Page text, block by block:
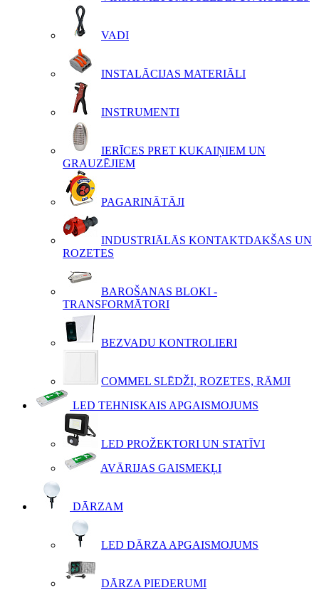
VADI
INSTALĀCIJAS MATERIĀLI
INSTRUMENTI
IERĪCES PRET KUKAIŅIEM UN
GRAUZĒJIEM
PAGARINĀTĀJI
INDUSTRIĀLĀS KONTAKTDAKŠAS UN
ROZETES
BAROŠANAS BLOKI -
TRANSFORMĀTORI
BEZVADU KONTROLIERI
COMMEL SLĒDŽI, ROZETES, RĀMJI
LED TEHNISKAIS APGAISMOJUMS
LED PROŽEKTORI UN STATĪVI
AVĀRIJAS GAISMEKĻI
DĀRZAM
LED DĀRZA APGAISMOJUMS
DĀRZA PIEDERUMI